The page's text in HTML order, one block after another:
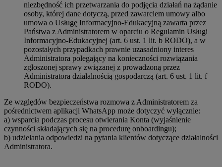
niezbędność ich przetwarzania do podjęcia działań na żądanie
osoby, której dane dotyczą, przed zawarciem umowy albo
umowa o Usługę Informacyjno-Edukacyjną zawarta przez
Państwa z Administratorem w oparciu o Regulamin Usługi
Informacyjno-Edukacyjnej (art. 6 ust. 1 lit. b RODO), a w
pozostałych przypadkach prawnie uzasadniony interes
Administratora polegający na konieczności rozwiązania
zgłoszonej sprawy związanej z prowadzoną przez
Administratora działalnością gospodarczą (art. 6 ust. 1 lit. f
RODO).
Ze względów bezpieczeństwa rozmowa z Administratorem za
pośrednictwem aplikacji WhatsApp może dotyczyć wyłącznie:
a) wsparcia podczas procesu otwierania Konta (wyjaśnienie
czynności składających się na procedurę onboardingu);
b) udzielania odpowiedzi na pytania klientów dotyczące działalności
Administratora.